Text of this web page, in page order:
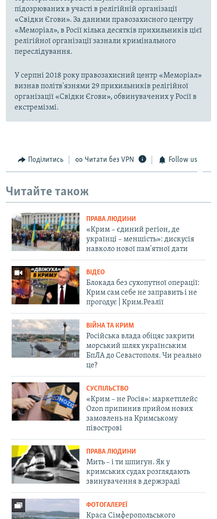
підозрюваних в участі в релігійній організації
«Свідки Єгови». За даними правозахисного центру
«Меморіал», в Росії кілька десятків прихильників цієї
релігійної організації зазнали кримінального
переслідування.
У серпні 2018 року правозахисний центр «Меморіал»
визнав політв'язнями 29 прихильників релігійної
організації «Свідки Єгови», обвинувачених у Росії в
екстремізмі.
Поділитись Читати без VPN Follow us
Читайте також
ПРАВА ЛЮДИНИ
«Крим – єдиний регіон, де
українці – меншість»: дискусія
навколо нової пам'ятної дати
ВІДЕО
Блокада без сухопутної операції:
Крим сам себе не заправить і не
прогодує | Крим.Реалії
ВІЙНА ТА КРИМ
Російська влада обіцяє закрити
морський шлях українським
БпЛА до Севастополя. Чи реально
це?
СУСПІЛЬСТВО
«Крим – не Росія»: маркетплейс
Ozon припинив прийом нових
замовлень на Кримському
півострові
ПРАВА ЛЮДИНИ
Мить – і ти шпигун. Як у
кримських судах розглядають
звинувачення в держзраді
ФОТОГАЛЕРЕЇ
Краса Сімферопольського